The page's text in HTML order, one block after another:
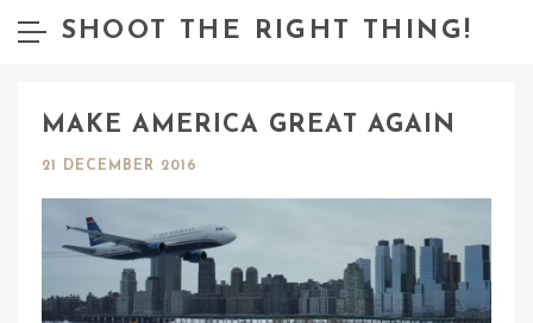
SHOOT THE RIGHT THING!
MAKE AMERICA GREAT AGAIN
21 DECEMBER 2016